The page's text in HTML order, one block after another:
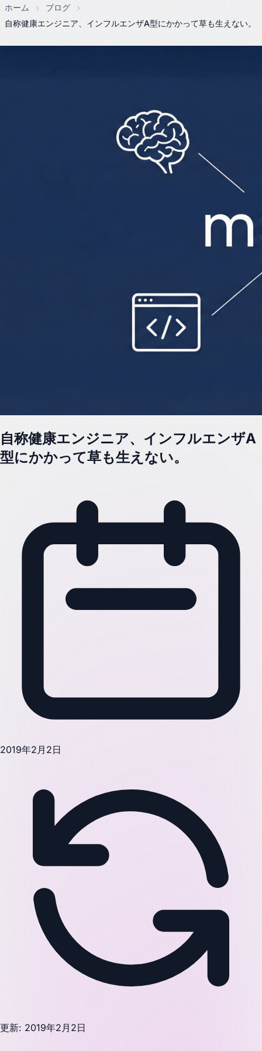
ホーム
ブログ
自称健康エンジニア、インフルエンザA型にかかって草も生えない。
自称健康エンジニア、インフルエンザA
型にかかって草も生えない。
2019年2月2日
更新: 2019年2月2日